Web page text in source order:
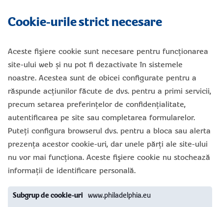
Cookie-urile strict necesare
Aceste fişiere cookie sunt necesare pentru funcționarea
site-ului web și nu pot fi dezactivate în sistemele
noastre. Acestea sunt de obicei configurate pentru a
răspunde acțiunilor făcute de dvs. pentru a primi servicii,
precum setarea preferințelor de confidențialitate,
autentificarea pe site sau completarea formularelor.
Puteți configura browserul dvs. pentru a bloca sau alerta
prezența acestor cookie-uri, dar unele părți ale site-ului
nu vor mai funcționa. Aceste fişiere cookie nu stochează
informații de identificare personală.
Cookie-
urile
www.philadelphia.eu